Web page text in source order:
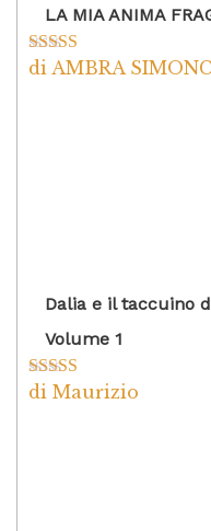
LA MIA ANIMA
Valutato5su
di AMBRA
Dalia e il taccuino
Volume 1
Valutato4
di Maurizio